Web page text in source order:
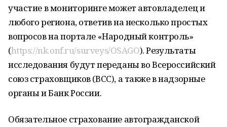
участие в мониторинге может автовладелец и
любого региона, ответив на несколько простых
вопросов на портале «Народный контроль»
(https://nk.onf.ru/surveys/OSAGO). Результаты
исследования будут переданы во Всероссийский
союз страховщиков (ВСС), а также в надзорные
органы и Банк России.
Обязательное страхование автогражданской